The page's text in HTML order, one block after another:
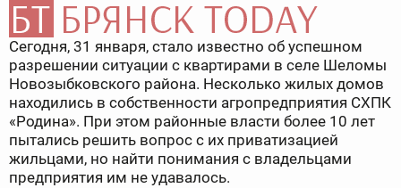
Сегодня, 31 января, стало известно об успешном
разрешении ситуации с квартирами в селе Шеломы
Новозыбковского района. Несколько жилых домов
находились в собственности агропредприятия СХПК
«Родина». При этом районные власти более 10 лет
пытались решить вопрос с их приватизацией
жильцами, но найти понимания с владельцами
предприятия им не удавалось.